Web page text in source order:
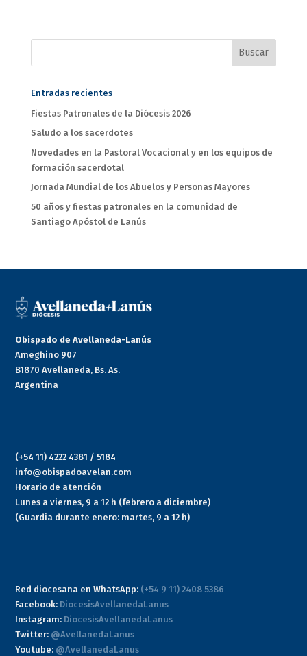
Entradas recientes
Fiestas Patronales de la Diócesis 2026
Saludo a los sacerdotes
Novedades en la Pastoral Vocacional y en los equipos de
formación sacerdotal
Jornada Mundial de los Abuelos y Personas Mayores
50 años y fiestas patronales en la comunidad de
Santiago Apóstol de Lanús
Obispado de Avellaneda-Lanús
Ameghino 907
B1870 Avellaneda, Bs. As.
Argentina
(+54 11) 4222 4381 / 5184
info@obispadoavelan.com
Horario de atención
Lunes a viernes, 9 a 12 h (febrero a diciembre)
(Guardia durante enero: martes, 9 a 12 h)
Red diocesana en WhatsApp: (+54 9 11) 2408 5386
Facebook: DiocesisAvellanedaLanus
Instagram: DiocesisAvellanedaLanus
Twitter: @AvellanedaLanus
Youtube: @AvellanedaLanus